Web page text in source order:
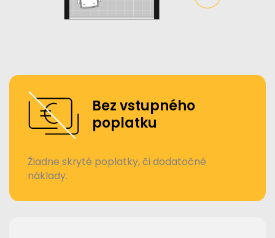
Bez vstupného
poplatku
Žiadne skryté poplatky, či dodatočné
náklady.